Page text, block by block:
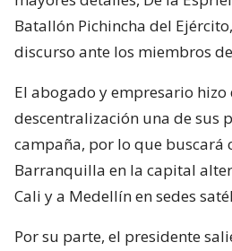
Batallón Pichincha del
discurso ante los miembros
El abogado y empresario hizo
descentralización una de sus
campaña, por lo que buscará
Barranquilla en la capital
Cali y a Medellín en sedes
Por su parte, el presidente